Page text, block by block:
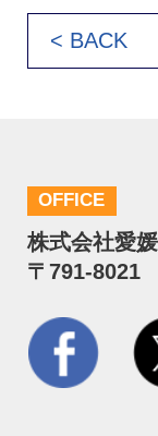
< BACK
OFFICE
株式会社愛
〒791-8021